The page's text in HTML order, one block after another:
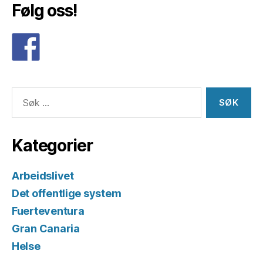
Følg oss!
etter:
Kategorier
Arbeidslivet
Det offentlige system
Fuerteventura
Gran Canaria
Helse